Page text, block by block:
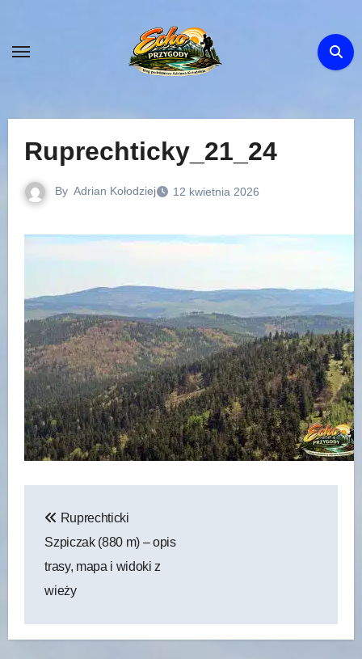
content
Ruprechticky_21_24
By Adrian Kołodziej 12 kwietnia 2026
wpisu
Ruprechticki
Szpiczak (880 m) – opis
trasy, mapa i widoki z
wieży